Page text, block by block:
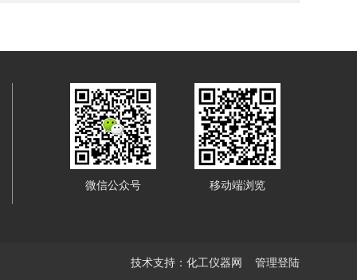
微信公众号 移动端浏览
技术支持： 化工仪器网 管理登陆